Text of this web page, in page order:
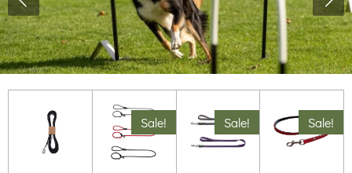
Sale! Sale! Sale!